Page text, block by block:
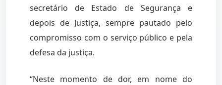
secretário de Estado de Segurança e
depois de Justiça, sempre pautado pelo
compromisso com o serviço público e pela
defesa da justiça.
“Neste momento de dor, em nome do